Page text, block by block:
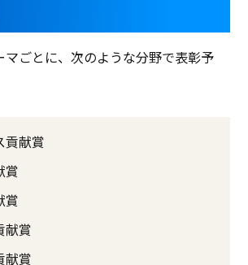
マごとに、次のような分野で表彰予
貢献賞
賞
賞
献賞
献賞